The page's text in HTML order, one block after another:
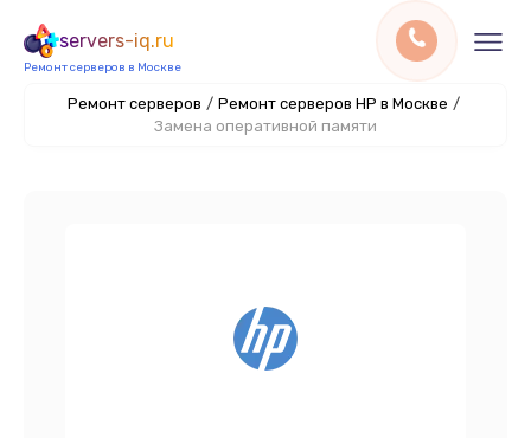
servers-iq.ru
Ремонт серверов в Москве
Ремонт серверов / Ремонт серверов HP в Москве /
Замена оперативной памяти